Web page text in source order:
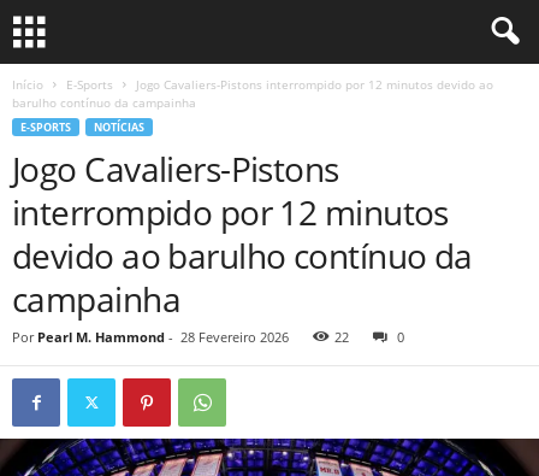
Início E-Sports
Jogo Cavaliers-Pistons interrompido por 12 minutos devido ao
barulho contínuo da campainha
E-SPORTS NOTÍCIAS
Jogo Cavaliers-Pistons
interrompido por 12 minutos
devido ao barulho contínuo da
campainha
Por Pearl M. Hammond - 28 Fevereiro 2026 22 0